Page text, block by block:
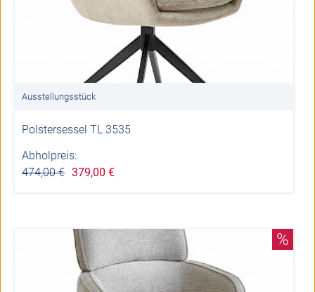
Ausstellungsstück
Polstersessel TL 3535
Abholpreis:
474,00 € 379,00 €
%